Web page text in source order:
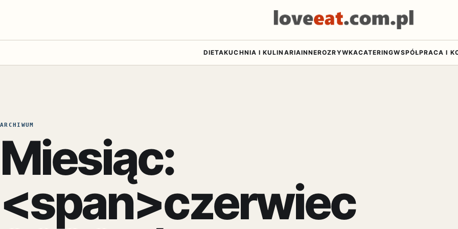
DIETAKUCHNIA I KULINARIAINNEROZRYWKACATERINGWSPÓŁPRACA I
ARCHIWUM
Miesiąc:
<span>czerwiec